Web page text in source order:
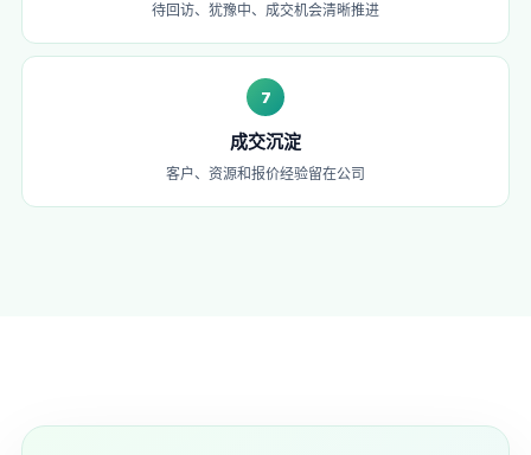
待回访、犹豫中、成交机会清晰推进
7
成交沉淀
客户、资源和报价经验留在公司